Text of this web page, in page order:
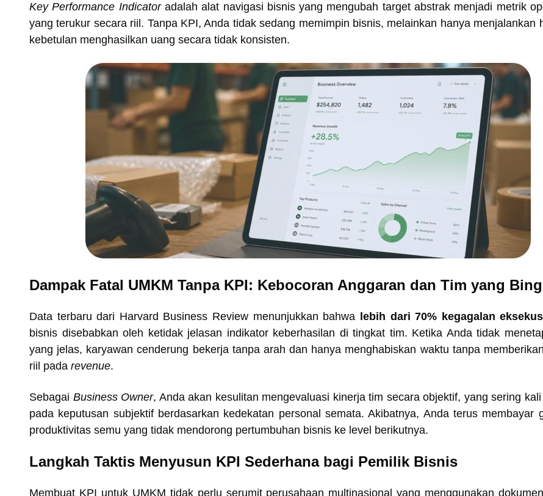
Key Performance Indicatoradalah alat navigasi bisnis yang mengubah target abstrak menjadi metrik
yang terukur secara riil. Tanpa KPI, Anda tidak sedang memimpin bisnis, melainkan hanya menjalankan
kebetulan menghasilkan uang secara tidak konsisten.
Dampak Fatal UMKM Tanpa KPI: Kebocoran Anggaran dan Tim yang
Data terbaru dari Harvard Business Review menunjukkan bahwa lebih dari 70% kegagalan
bisnis disebabkan oleh ketidak jelasan indikator keberhasilan di tingkat tim. Ketika Anda tidak
yang jelas, karyawan cenderung bekerja tanpa arah dan hanya menghabiskan waktu tanpa
riil pada revenue.
Sebagai Business Owner, Anda akan kesulitan mengevaluasi kinerja tim secara objektif, yang sering
pada keputusan subjektif berdasarkan kedekatan personal semata. Akibatnya, Anda terus membayar
produktivitas semu yang tidak mendorong pertumbuhan bisnis ke level berikutnya.
Langkah Taktis Menyusun KPI Sederhana bagi Pemilik Bisnis
Membuat KPI untuk UMKM tidak perlu serumit perusahaan multinasional yang menggunakan